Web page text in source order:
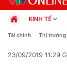
KINH TẾ
Chính trị
Pháp luật
Tài chính Thị trường
23/09/2019 11:29